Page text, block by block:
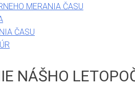
MERANIA ČASU
ČASU
NÁŠHO